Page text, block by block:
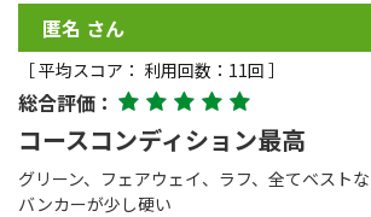
匿名 さん
［ 平均スコア： 利用回数：11回 ］
総合評価：
コースコンディション最高
グリーン、フェアウェイ、ラフ、全てベスト
バンカーが少し硬い